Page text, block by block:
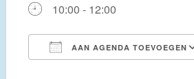
10:00 - 12:00
AAN AGENDA TOEVOEGEN